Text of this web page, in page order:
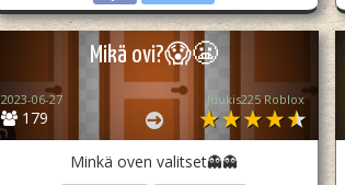
Mikä ovi?😱😬
179
2023-06-27 Juukis225 Roblox
Minkä oven valitset👻👻